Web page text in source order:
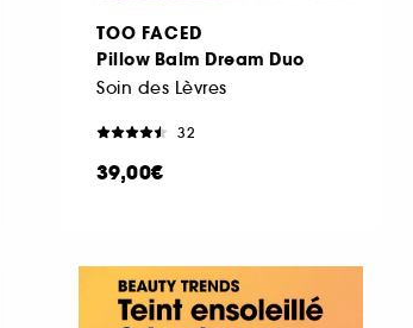
TOO FACED
Pillow Balm Dream Duo
Soin des Lèvres
32
39,00€